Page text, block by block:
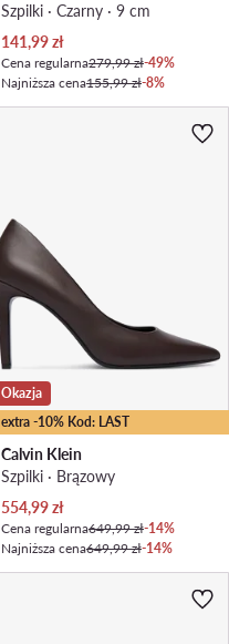
Szpilki · Czarny · 9 cm
Aktualna cena
141,99zł
Cena regularna279,99 zł-49%
Najniższa cena155,99 zł-8%
extra -10% Kod: LAST
Okazja
Calvin Klein
Szpilki · Brązowy
Aktualna cena
554,99zł
Cena regularna649,99 zł-14%
Najniższa cena649,99 zł-14%